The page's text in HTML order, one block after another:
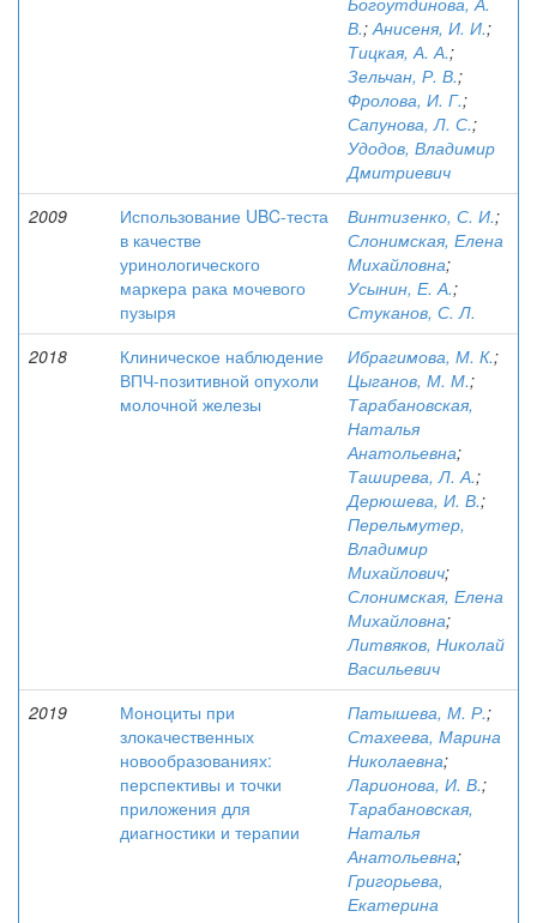
В.;Анисеня, И. И.;
Тицкая, А. А.;
Зельчан, Р. В.;
Фролова, И. Г.;
Сапунова, Л. С.;
Удодов, Владимир
Дмитриевич
2009
Использование UBC-теста
в качестве
уринологического
маркера рака мочевого
пузыря
Винтизенко, С. И.;
Слонимская, Елена
Михайловна;
Усынин, Е. А.;
Стуканов, С. Л.
2018
Клиническое наблюдение
ВПЧ-позитивной опухоли
молочной железы
Ибрагимова, М. К.;
Цыганов, М. М.;
Тарабановская,
Наталья
Анатольевна;
Таширева, Л. А.;
Дерюшева, И. В.;
Перельмутер,
Владимир
Михайлович;
Слонимская, Елена
Михайловна;
Литвяков, Николай
Васильевич
2019
Моноциты при
злокачественных
новообразованиях:
перспективы и точки
приложения для
диагностики и терапии
Патышева, М. Р.;
Стахеева, Марина
Николаевна;
Ларионова, И. В.;
Тарабановская,
Наталья
Анатольевна;
Григорьева,
Екатерина